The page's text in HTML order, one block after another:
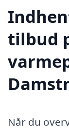
tilbud
Når du